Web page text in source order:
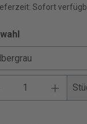
Sofort